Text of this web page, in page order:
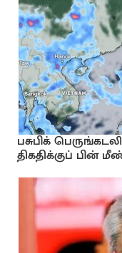
பசுபிக்
திகதிக்குப் பின்